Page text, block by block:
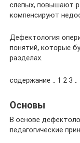
слепых, повышают
компенсируют
Дефектология
понятий, которые
разделах.
содержание .. 1 2 3 ..
Основы
В основе
педагогические